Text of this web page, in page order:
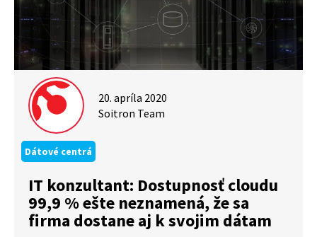
20. apríla 2020
Soitron Team
Dátové centrá
IT konzultant: Dostupnosť cloudu
99,9 % ešte neznamená, že sa
firma dostane aj k svojim dátam